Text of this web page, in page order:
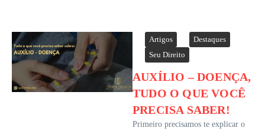
Artigos
Destaques
Seu Direito
AUXÍLIO – DOENÇA,
TUDO O QUE VOCÊ
PRECISA SABER!
Primeiro precisamos te explicar o